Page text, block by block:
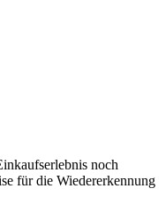
noch
für die Wiedererkennung